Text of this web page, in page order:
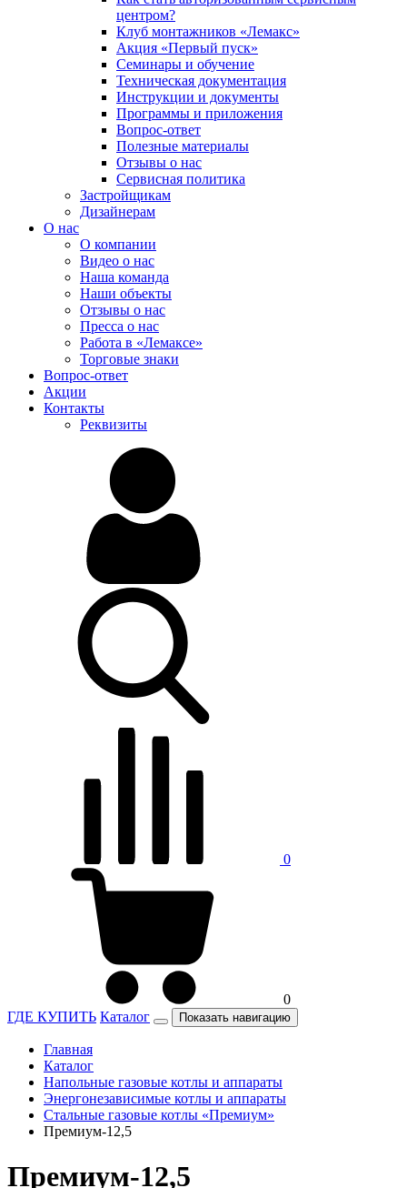
центром?
Клуб монтажников «Лемакс»
Акция «Первый пуск»
Семинары и обучение
Техническая документация
Инструкции и документы
Программы и приложения
Вопрос-ответ
Полезные материалы
Отзывы о нас
Сервисная политика
Застройщикам
Дизайнерам
О нас
О компании
Видео о нас
Наша команда
Наши объекты
Отзывы о нас
Пресса о нас
Работа в «Лемаксе»
Торговые знаки
Вопрос-ответ
Акции
Контакты
Реквизиты
0
0
ГДЕ КУПИТЬ Каталог Показать навигацию
Главная
Каталог
Напольные газовые котлы и аппараты
Энергонезависимые котлы и аппараты
Стальные газовые котлы «Премиум»
Премиум-12,5
Премиум-12,5